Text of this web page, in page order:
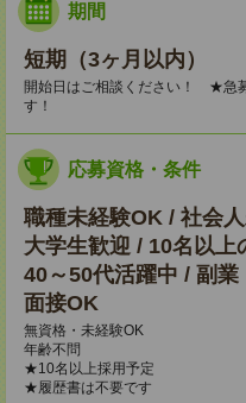
期間
短期（3ヶ月以内）
開始日はご相談ください！ ★急
す！
応募資格・条件
職種未経験OK / 社会
大学生歓迎 / 10名以
40～50代活躍中 / 副業
面接OK
無資格・未経験OK
年齢不問
★10名以上採用予定
★履歴書は不要です